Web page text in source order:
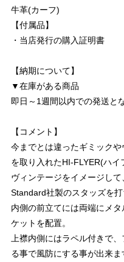
牛革(カーフ)
【付属品】
・当店発行の購入証明書
【納期について】
▼在庫がある商品
即日～1週間以内での発送と
【コメント】
今までとは違ったギミック
を取り入れたHI-FLYER(ハイ
ヴィンテージをイメージし
Standard社製のスタッズを打
内側の前立てには両端にメ
ケットを配置。
上襟内側にはラペル付きで
る事で風防にする事が出来ま